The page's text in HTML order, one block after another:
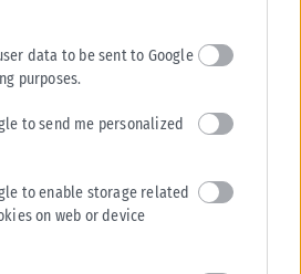
data to be sent to Google
purposes.
to send me personalized
to enable storage related
on web or device
Ενέργειες για την κρατική
κρατικής αρωγής για τις περιοχές